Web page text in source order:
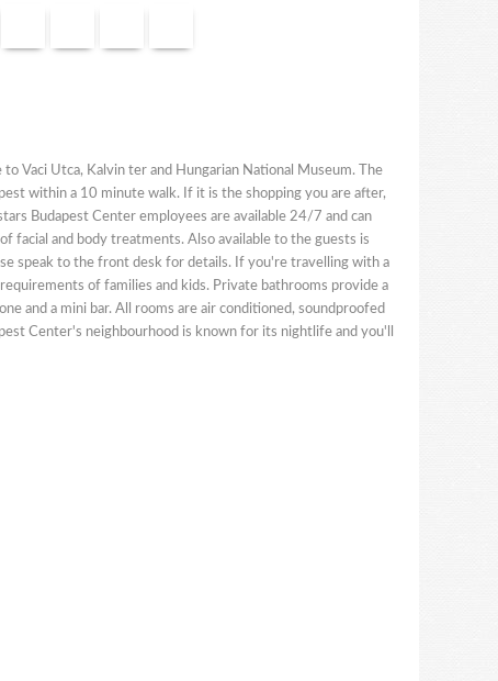
Vaci Utca, Kalvin ter and Hungarian National Museum. The
within a 10 minute walk. If it is the shopping you are after,
Budapest Center employees are available 24/7 and can
facial and body treatments. Also available to the guests is
speak to the front desk for details. If you're travelling with a
of families and kids. Private bathrooms provide a
and a mini bar. All rooms are air conditioned, soundproofed
Center's neighbourhood is known for its nightlife and you'll